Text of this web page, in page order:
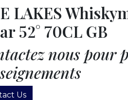
LAKES
52° 70CL GB
nous pour
Us